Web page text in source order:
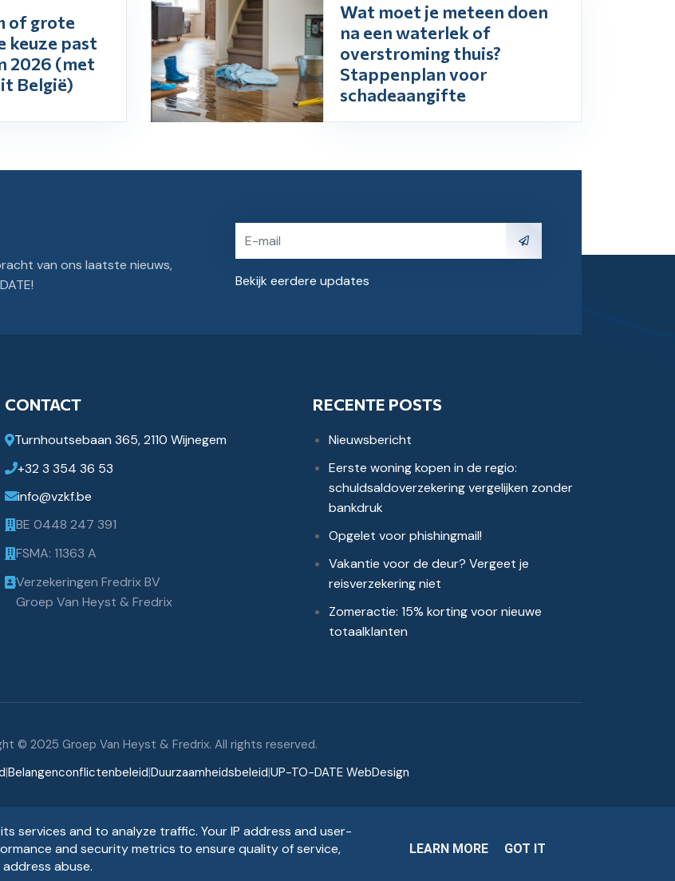
of grote
keuze past
2026 (met
België)
Wat moet je meteen doen
na een waterlek of
overstroming thuis?
Stappenplan voor
schadeaangifte
van ons laatste nieuws,
Bekijk eerdere updates
CONTACT
Turnhoutsebaan 365, 2110 Wijnegem
+32 3 354 36 53
info@vzkf.be
BE 0448 247 391
FSMA: 11363 A
Verzekeringen Fredrix BV
Groep Van Heyst & Fredrix
RECENTE POSTS
Nieuwsbericht
Eerste woning kopen in de regio:
schuldsaldoverzekering vergelijken zonder
bankdruk
Opgelet voor phishingmail!
Vakantie voor de deur? Vergeet je
reisverzekering niet
Zomeractie: 15% korting voor nieuwe
totaalklanten
© 2025 Groep Van Heyst & Fredrix. All rights reserved.
|Belangenconflictenbeleid|Duurzaamheidsbeleid|UP-TO-DATE WebDesign
services and to analyze traffic. Your IP address and user-
and security metrics to ensure quality of service,
abuse.
LEARN MORE GOT IT